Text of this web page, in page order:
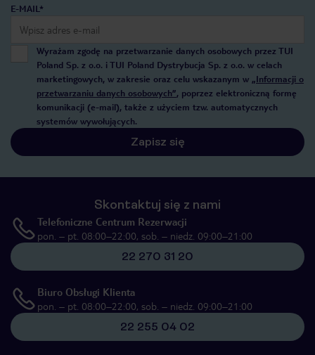
E-MAIL*
Wyrażam zgodę na przetwarzanie danych osobowych przez TUI
Poland Sp. z o.o. i TUI Poland Dystrybucja Sp. z o.o. w celach
marketingowych, w zakresie oraz celu wskazanym w „Informacji o
przetwarzaniu danych osobowych”, poprzez elektroniczną formę
komunikacji (e-mail), także z użyciem tzw. automatycznych
systemów wywołujących.
Zapisz się
Skontaktuj się z nami
Telefoniczne Centrum Rezerwacji
pon. – pt. 08:00–22:00, sob. – niedz. 09:00–21:00
22 270 31 20
Biuro Obsługi Klienta
pon. – pt. 08:00–22:00, sob. – niedz. 09:00–21:00
22 255 04 02